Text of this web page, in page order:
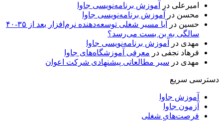
امیرعلی در
آموزش برنامه‌نویسی جاوا
محسن در
آموزش برنامه‌نویسی جاوا
حسین در
آیا مسیر شغلی توسعه‌دهنده نرم‌افزار بعد از ۳۵-۴۰
سالگی به بن بست می‌رسد؟
مهدی در
آموزش برنامه‌نویسی جاوا
فرهاد نجفی در معرفی آموزشگاه‌های جاوا
مهدی در سیر مطالعاتی پیشنهادی شرکت اعوان
دسترسی سریع
آموزش جاوا
آزمون جاوا
فرصت‌های شغلی